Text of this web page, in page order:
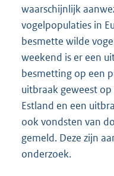
waarschijnlijk
vogelpopulaties in
besmette wilde
weekend is er een
besmetting op een
uitbraak geweest
Estland en een
ook vondsten van
gemeld. Deze zijn
onderzoek.